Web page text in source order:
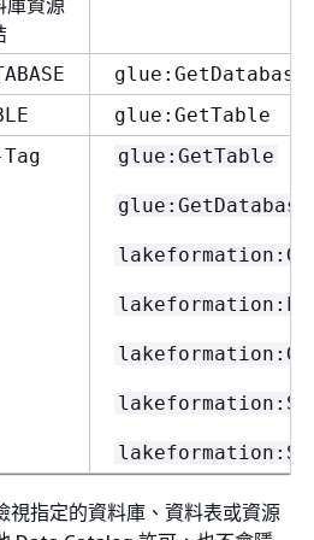
庫資源
glue:GetDatabase
glue:GetTable
glue:GetTable
glue:GetDatabase
視指定的資料庫、資料表或資源